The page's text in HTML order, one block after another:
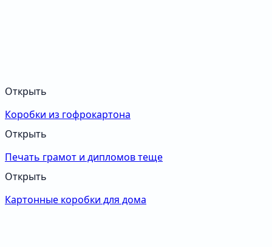
Открыть
Коробки из гофрокартона
Открыть
Печать грамот и дипломов теще
Открыть
Картонные коробки для дома